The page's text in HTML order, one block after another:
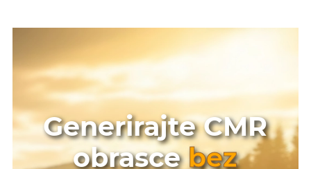
Generirajte CMR
obrascebez